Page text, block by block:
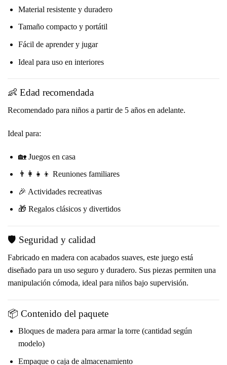
Material resistente y duradero
Tamaño compacto y portátil
Fácil de aprender y jugar
Ideal para uso en interiores
👶 Edad recomendada
Recomendado para niños a partir de 5 años en adelante.
Ideal para:
🏡 Juegos en casa
👨‍👩‍👧‍👦 Reuniones familiares
🎉 Actividades recreativas
🎁 Regalos clásicos y divertidos
🛡️ Seguridad y calidad
Fabricado en madera con acabados suaves, este juego está
diseñado para un uso seguro y duradero. Sus piezas permiten una
manipulación cómoda, ideal para niños bajo supervisión.
📦 Contenido del paquete
Bloques de madera para armar la torre (cantidad según
modelo)
Empaque o caja de almacenamiento